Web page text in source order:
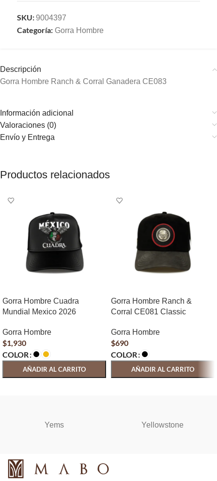
SKU:9004397
Categoría: Gorra Hombre
Descripción
Gorra Hombre Ranch & Corral Ganadera CE083
Información adicional
Valoraciones (0)
Envío y Entrega
Productos relacionados
Gorra Hombre Cuadra
Mundial Mexico 2026
Gorra Hombre
$1,930
COLOR
AÑADIR AL CARRITO
Gorra Hombre Ranch &
Corral CE081 Classic
Gorra Hombre
$690
COLOR
AÑADIR AL CARRITO
Yems Yellowstone